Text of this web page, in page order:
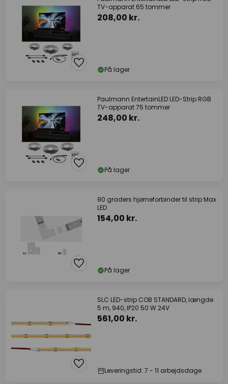
TV-apparat 65 tommer
208,00 kr.
På lager
Paulmann EntertainLED LED-Strip RGB
TV-apparat 75 tommer
248,00 kr.
På lager
90 graders hjørneforbinder til strip Max
LED
154,00 kr.
På lager
SLC LED-strip COB STANDARD, længde
5 m, 940, IP20 50 W 24V
561,00 kr.
Leveringstid: 7 - 11 arbejdsdage